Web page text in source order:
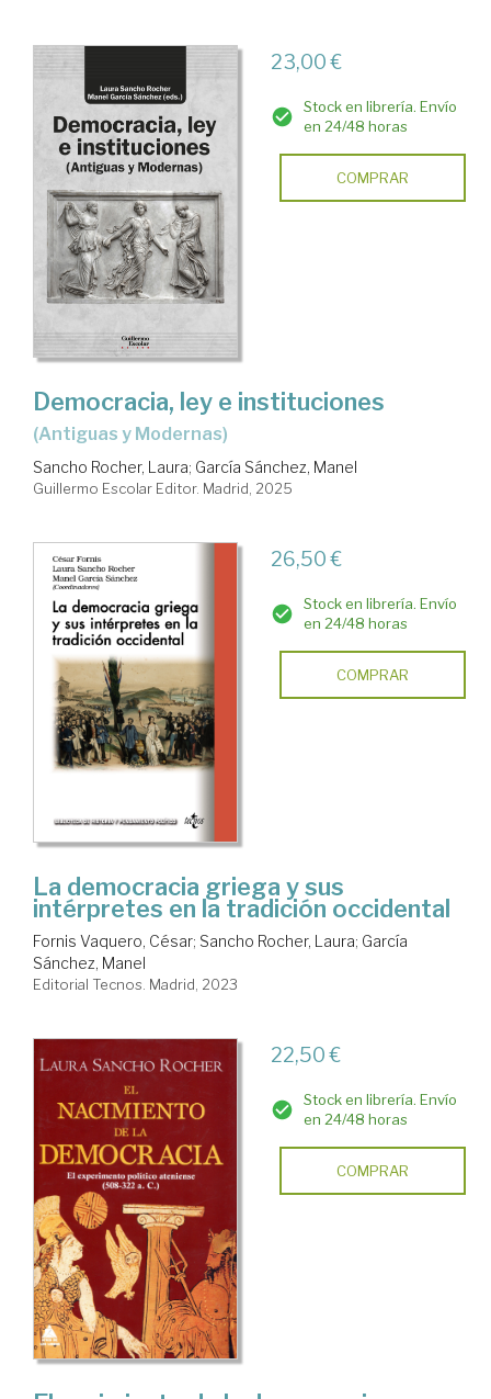
23,00 €
Stock en librería. Envío
en 24/48 horas
COMPRAR
Democracia, ley e instituciones
(Antiguas y Modernas)
Sancho Rocher, Laura; García Sánchez, Manel
Guillermo Escolar Editor. Madrid, 2025
26,50 €
Stock en librería. Envío
en 24/48 horas
COMPRAR
La democracia griega y sus
intérpretes en la tradición occidental
Fornis Vaquero, César; Sancho Rocher, Laura; García
Sánchez, Manel
Editorial Tecnos. Madrid, 2023
22,50 €
Stock en librería. Envío
en 24/48 horas
COMPRAR